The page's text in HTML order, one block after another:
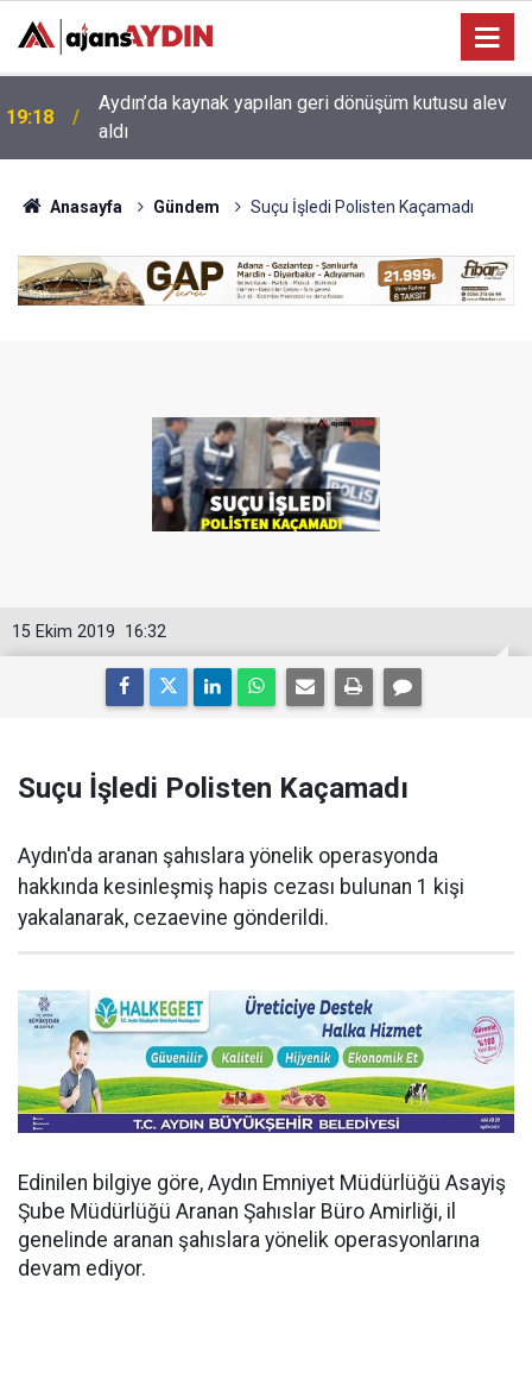
17:34 Aydın’da otomobil karşı şeritteki araca çarptı
Anasayfa Gündem Suçu İşledi Polisten Kaçamadı
16:32
15 Ekim 2019
Suçu İşledi Polisten Kaçamadı
Aydın'da aranan şahıslara yönelik operasyonda
hakkında kesinleşmiş hapis cezası bulunan 1 kişi
yakalanarak, cezaevine gönderildi.
Edinilen bilgiye göre, Aydın Emniyet Müdürlüğü Asayiş
Şube Müdürlüğü Aranan Şahıslar Büro Amirliği, il
genelinde aranan şahıslara yönelik operasyonlarına
devam ediyor.